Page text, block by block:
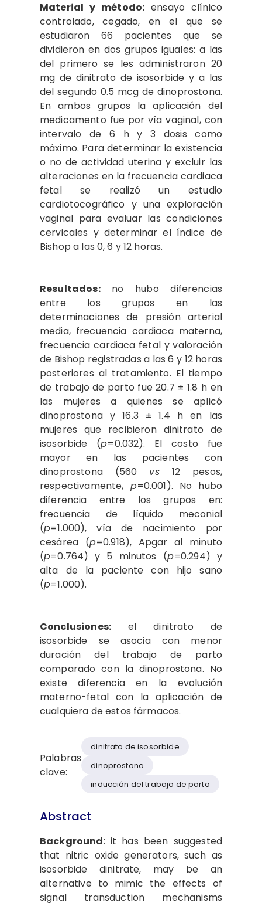
Material y método: ensayo clínico
controlado, cegado, en el que se
estudiaron 66 pacientes que se
dividieron en dos grupos iguales: a las
del primero se les administraron 20
mg de dinitrato de isosorbide y a las
del segundo 0.5 mcg de dinoprostona.
En ambos grupos la aplicación del
medicamento fue por vía vaginal, con
intervalo de 6 h y 3 dosis como
máximo. Para determinar la existencia
o no de actividad uterina y excluir las
alteraciones en la frecuencia cardiaca
fetal se realizó un estudio
cardiotocográfico y una exploración
vaginal para evaluar las condiciones
cervicales y determinar el índice de
Bishop a las 0, 6 y 12 horas.
Resultados:no hubo diferencias
entre los grupos en las
determinaciones de presión arterial
media, frecuencia cardiaca materna,
frecuencia cardiaca fetal y valoración
de Bishop registradas a las 6 y 12 horas
posteriores al tratamiento. El tiempo
de trabajo de parto fue 20.7 ± 1.8 h en
las mujeres a quienes se aplicó
dinoprostona y 16.3 ± 1.4 h en las
mujeres que recibieron dinitrato de
isosorbide (p=0.032). El costo fue
mayor en las pacientes con
dinoprostona (560 vs12 pesos,
respectivamente, p=0.001). No hubo
diferencia entre los grupos en:
frecuencia de líquido meconial
(p=1.000), vía de nacimiento por
cesárea (p=0.918), Apgar al minuto
(p=0.764) y 5 minutos (p=0.294) y
alta de la paciente con hijo sano
(p=1.000).
Conclusiones:el dinitrato de
isosorbide se asocia con menor
duración del trabajo de parto
comparado con la dinoprostona. No
existe diferencia en la evolución
materno-fetal con la aplicación de
cualquiera de estos fármacos.
Palabras
clave:
dinitrato de isosorbide
dinoprostona
inducción del trabajo de parto
Abstract
Background: it has been suggested
that nitric oxide generators, such as
isosorbide dinitrate, may be an
alternative to mimic the effects of
signal transduction mechanisms